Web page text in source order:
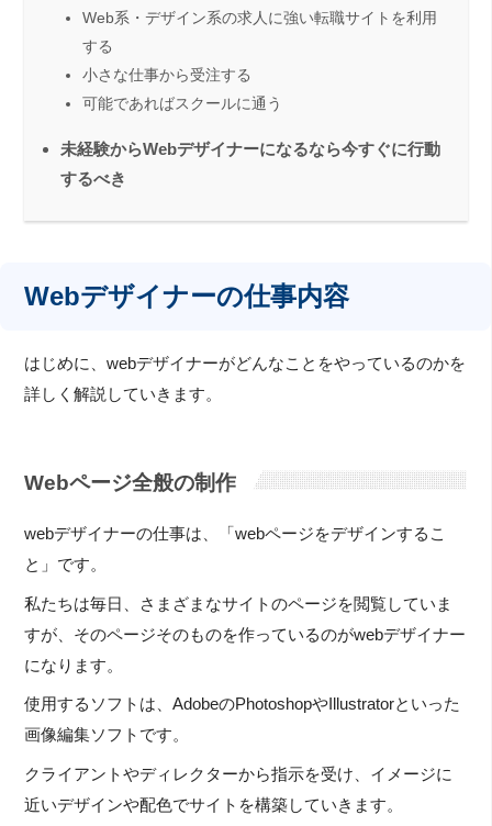
Web系・デザイン系の求人に強い転職サイトを利用
する
小さな仕事から受注する
可能であればスクールに通う
未経験からWebデザイナーになるなら今すぐに行動
するべき
Webデザイナーの仕事内容
はじめに、webデザイナーがどんなことをやっているのかを
詳しく解説していきます。
Webページ全般の制作
webデザイナーの仕事は、「webページをデザインするこ
と」です。
私たちは毎日、さまざまなサイトのページを閲覧していま
すが、そのページそのものを作っているのがwebデザイナー
になります。
使用するソフトは、AdobeのPhotoshopやIllustratorといった
画像編集ソフトです。
クライアントやディレクターから指示を受け、イメージに
近いデザインや配色でサイトを構築していきます。